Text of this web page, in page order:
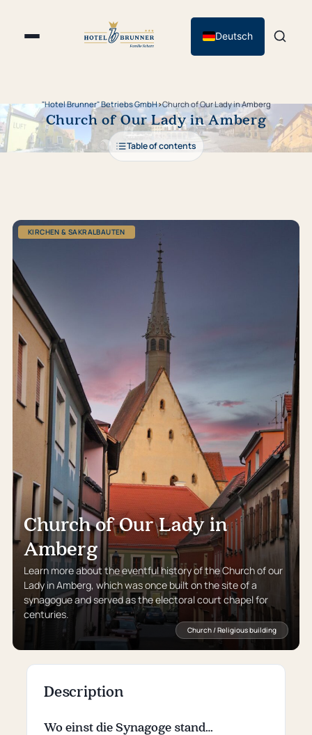
Deutsch
"Hotel Brunner" Betriebs GmbH›Church of Our Lady in Amberg
Church of Our Lady in Amberg
Table of contents
KIRCHEN & SAKRALBAUTEN
Church of Our Lady in
Amberg
Learn more about the eventful history of the Church of our
Lady in Amberg, which was once built on the site of a
synagogue and served as the electoral court chapel for
centuries.
Church / Religious building
Description
Wo einst die Synagoge stand…